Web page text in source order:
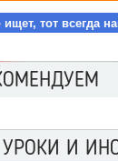
ищет, тот всегда
УРОКИ И